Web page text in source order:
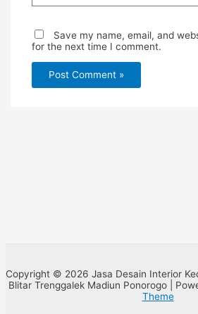
Save my name, email, and
for the next time I comment.
Copyright © 2026 Jasa Desain Interior
Blitar Trenggalek Madiun Ponorogo |
Theme